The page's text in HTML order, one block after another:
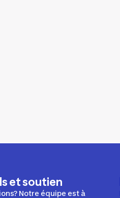
et soutien
Notre équipe est à